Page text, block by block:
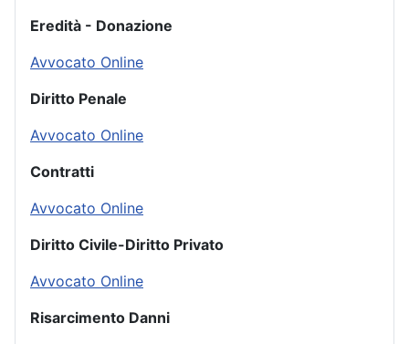
Eredità - Donazione
Avvocato Online
Diritto Penale
Avvocato Online
Contratti
Avvocato Online
Diritto Civile-Diritto Privato
Avvocato Online
Risarcimento Danni